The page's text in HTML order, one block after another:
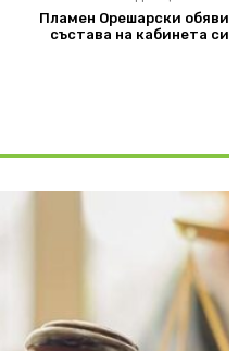
Пламен Орешарски обяви
състава на кабинета си